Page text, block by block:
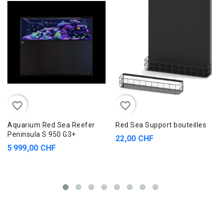
favorite_border
Aquarium Red Sea Reefer
Peninsula S 950 G3+
5 999,00 CHF
favorite_border
Red Sea Support bouteilles
22,00 CHF